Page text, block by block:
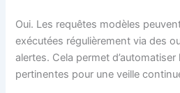
Oui. Les requêtes modèles
exécutées régulièrement via des
alertes. Cela permet
pertinentes pour une veille